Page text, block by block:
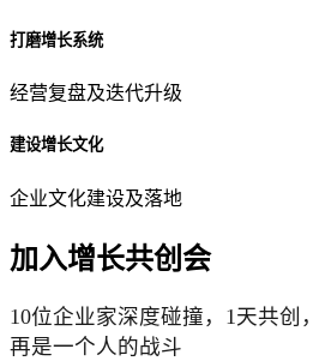
打磨增长系统
经营复盘及迭代升级
建设增长文化
企业文化建设及落地
加入增长共创会
10位企业家深度碰撞，1天共创
再是一个人的战斗